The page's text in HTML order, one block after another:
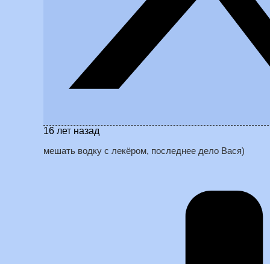
16 лет назад
мешать водку с лекёром, последнее дело Вася)